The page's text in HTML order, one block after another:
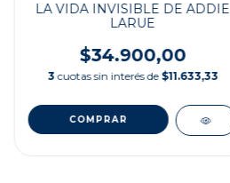
LA VIDA INVISIBLE DE ADDIE
LARUE
$34.900,00
3 cuotas sin interés de $11.633,33